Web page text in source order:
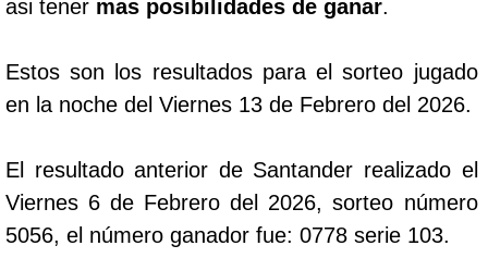
asi tener mas posibilidades de ganar.
Estos son los resultados para el sorteo jugado
en la noche del Viernes 13 de Febrero del 2026.
El resultado anterior de Santander realizado el
Viernes 6 de Febrero del 2026, sorteo número
5056, el número ganador fue: 0778 serie 103.